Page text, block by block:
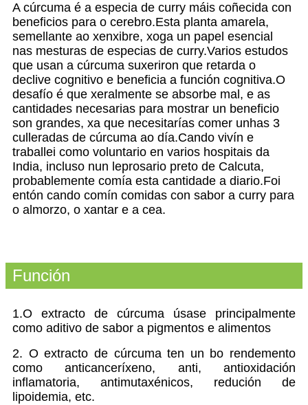
A cúrcuma é a especia de curry máis coñecida con
beneficios para o cerebro.Esta planta amarela,
semellante ao xenxibre, xoga un papel esencial
nas mesturas de especias de curry.Varios estudos
que usan a cúrcuma suxeriron que retarda o
declive cognitivo e beneficia a función cognitiva.O
desafío é que xeralmente se absorbe mal, e as
cantidades necesarias para mostrar un beneficio
son grandes, xa que necesitarías comer unhas 3
culleradas de cúrcuma ao día.Cando vivín e
traballei como voluntario en varios hospitais da
India, incluso nun leprosario preto de Calcuta,
probablemente comía esta cantidade a diario.Foi
entón cando comín comidas con sabor a curry para
o almorzo, o xantar e a cea.
Función
1.O extracto de cúrcuma úsase principalmente
como aditivo de sabor a pigmentos e alimentos
2. O extracto de cúrcuma ten un bo rendemento
como anticanceríxeno, anti, antioxidación
inflamatoria, antimutaxénicos, redución de
lipoidemia, etc.